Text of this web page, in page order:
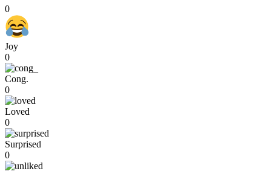
0
Joy
0
Cong.
0
Loved
0
Surprised
0